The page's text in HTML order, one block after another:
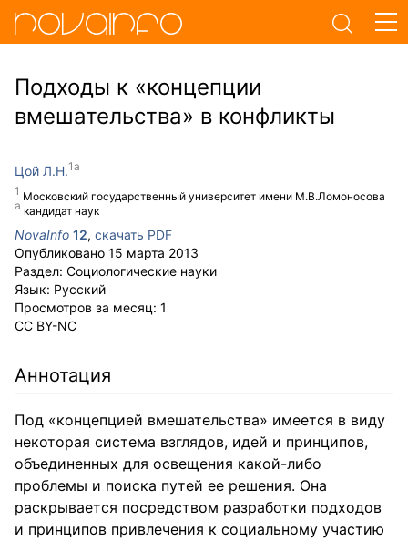
Подходы к «концепции
вмешательства» в конфликты
Цой Л.Н.
Московский государственный университет имени М.В.Ломоносова
кандидат наук
NovaInfo 12, скачать PDF
Опубликовано 15 марта 2013
Раздел: Социологические науки
Язык: Русский
Просмотров за месяц: 1
CC BY-NC
Аннотация
Под «концепцией вмешательства» имеется в виду
некоторая система взглядов, идей и принципов,
объединенных для освещения какой-либо
проблемы и поиска путей ее решения. Она
раскрывается посредством разработки подходов
и принципов привлечения к социальному участию